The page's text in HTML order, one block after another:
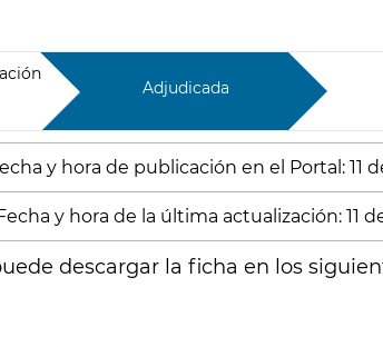
Adjudicada
y hora de publicación en el Portal: 11
y hora de la última actualización: 11
descargar la ficha en los